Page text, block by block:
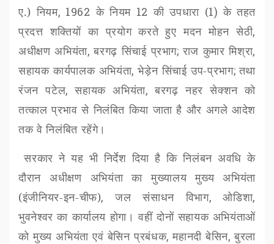
ए.) नियम, 1962 के नियम 12 की उपधारा (1)के तहत
प्रदत्त शक्तियों का प्रयोग करते हुए मदन मोहन सेठी,
अधीक्षण अभियंता,बरगढ़ सिंचाई प्रभाग;राज कुमार मिश्रा,
सहायक कार्यपालक अभियंता,भेड़ेन सिंचाई उप-प्रभाग;तथा
रंजन पटेल,सहायक अभियंता,बरगढ़ नहर सेक्शन को
तत्काल प्रभाव से निलंबित किया जाता है और अगले आदेश
तक वे निलंबित रहेंगे।
सरकार ने यह भी निर्देश दिया है कि निलंबन अवधि के
दौरान अधीक्षण अभियंता का मुख्यालय मुख्य अभियंता
(इंजीनियर-इन-चीफ),जल संसाधन विभाग,ओडिशा,
भुवनेश्वर का कार्यालय होगा। वहीं दोनों सहायक अभियंताओं
को मुख्य अभियंता एवं बेसिन प्रबंधक,महानदी बेसिन,बुरला